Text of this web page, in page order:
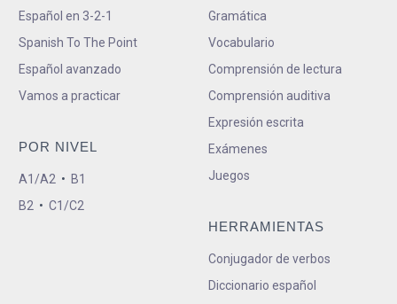
Español en 3-2-1
Spanish To The Point
Español avanzado
Vamos a practicar
POR NIVEL
A1/A2 • B1
B2 • C1/C2
Gramática
Vocabulario
Comprensión de lectura
Comprensión auditiva
Expresión escrita
Exámenes
Juegos
HERRAMIENTAS
Conjugador de verbos
Diccionario español